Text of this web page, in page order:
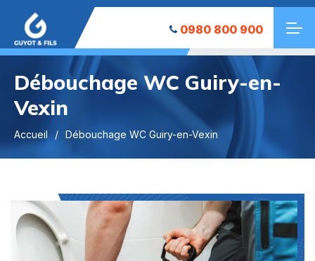
0980 800 900
Débouchage WC Guiry-en-
Vexin
Accueil Débouchage WC Guiry-en-Vexin